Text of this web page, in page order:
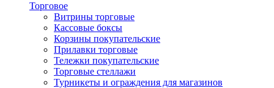
Торговое
Витрины торговые
Кассовые боксы
Корзины покупательские
Прилавки торговые
Тележки покупательские
Торговые стеллажи
Турникеты и ограждения для магазинов